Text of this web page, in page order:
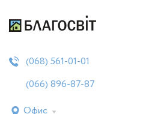
(068) 561-01-01
(066) 896-87-87
Офис